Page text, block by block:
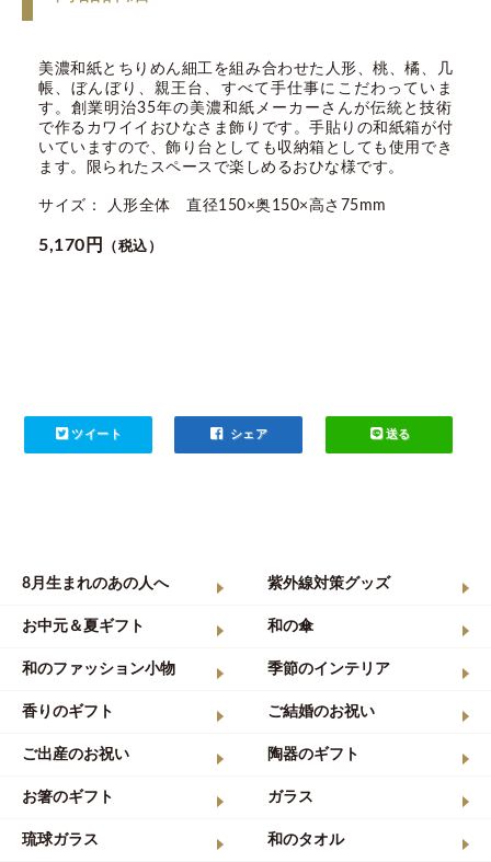
美濃和紙とちりめん細工を組み合わせた人形、桃、橘、几
帳、ぼんぼり、親王台、すべて手仕事にこだわっていま
す。創業明治35年の美濃和紙メーカーさんが伝統と技術
で作るカワイイおひなさま飾りです。手貼りの和紙箱が付
いていますので、飾り台としても収納箱としても使用でき
ます。限られたスペースで楽しめるおひな様です。
サイズ： 人形全体 直径150×奥150×高さ75mm
5,170円 （税込）
ツイート シェア 送る
8月生まれのあの人へ 紫外線対策グッズ
お中元＆夏ギフト 和の傘
和のファッション小物 季節のインテリア
香りのギフト ご結婚のお祝い
ご出産のお祝い 陶器のギフト
お箸のギフト ガラス
琉球ガラス 和のタオル